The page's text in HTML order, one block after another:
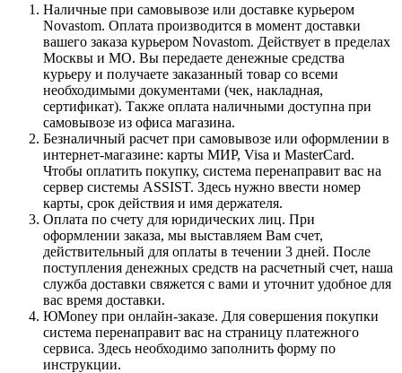
Наличные при самовывозе или доставке курьером
Novastom. Оплата производится в момент доставки
вашего заказа курьером Novastom. Действует в пределах
Москвы и МО. Вы передаете денежные средства
курьеру и получаете заказанный товар со всеми
необходимыми документами (чек, накладная,
сертификат). Также оплата наличными доступна при
самовывозе из офиса магазина.
Безналичный расчет при самовывозе или оформлении в
интернет-магазине: карты МИР, Visa и MasterCard.
Чтобы оплатить покупку, система перенаправит вас на
сервер системы ASSIST. Здесь нужно ввести номер
карты, срок действия и имя держателя.
Оплата по счету для юридических лиц. При
оформлении заказа, мы выставляем Вам счет,
действительный для оплаты в течении 3 дней. После
поступления денежных средств на расчетный счет, наша
служба доставки свяжется с вами и уточнит удобное для
вас время доставки.
ЮMoney при онлайн-заказе. Для совершения покупки
система перенаправит вас на страницу платежного
сервиса. Здесь необходимо заполнить форму по
инструкции.